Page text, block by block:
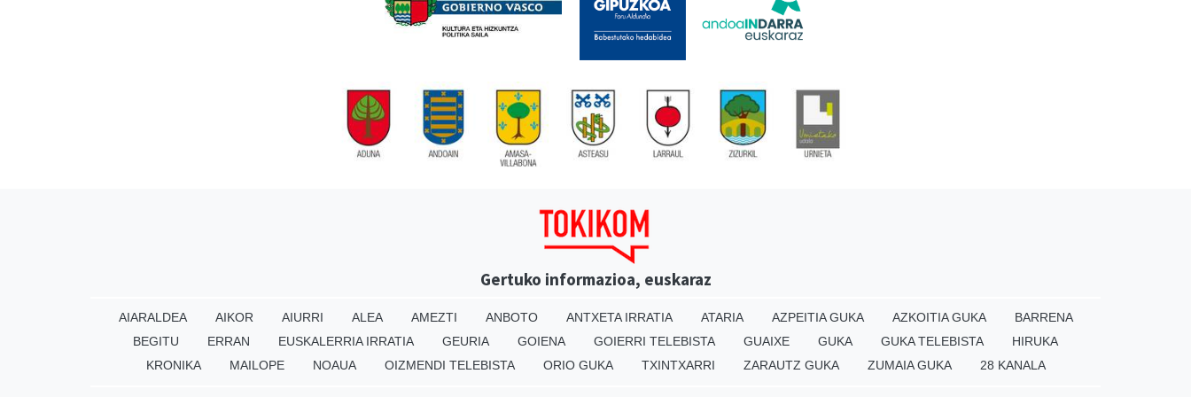
Gertuko informazioa, euskaraz
AIARALDEA AIKOR AIURRI ALEA AMEZTI ANBOTO ANTXETA IRRATIA ATARIA AZPEITIA GUKA AZKOITIA GUKA
BARRENA
BEGITU
ERRAN EUSKALERRIA IRRATIA GEURIA GOIENA GOIERRI TELEBISTA GUAIXE GUKA GUKA TELEBISTA
HIRUKA
KRONIKA
MAILOPE NOAUA OIZMENDI TELEBISTA ORIO GUKA TXINTXARRI ZARAUTZ GUKA ZUMAIA GUKA 28 KANALA